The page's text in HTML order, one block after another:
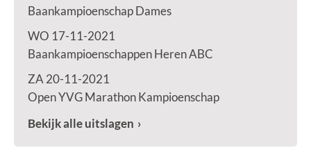
Baankampioenschap Dames
WO 17-11-2021
Baankampioenschappen Heren ABC
ZA 20-11-2021
Open YVG Marathon Kampioenschap
Bekijk alle uitslagen